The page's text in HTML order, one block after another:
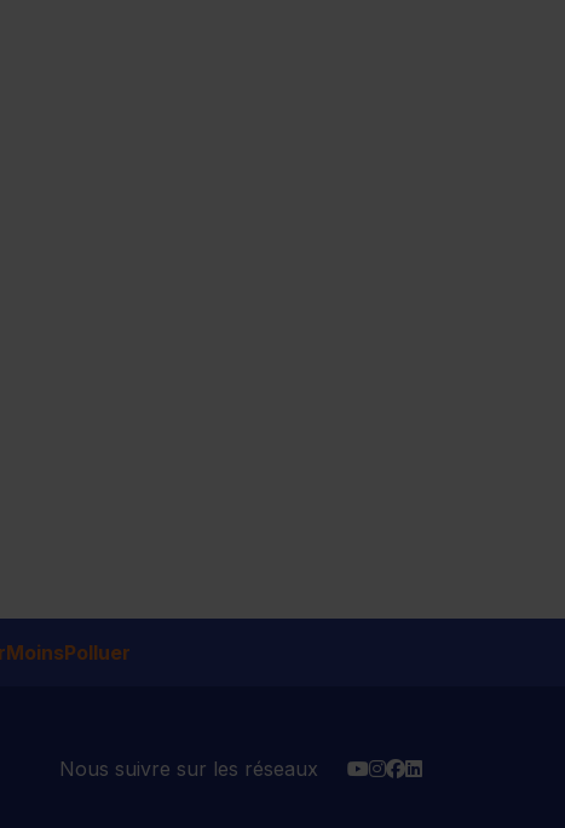
Nous suivre sur les réseaux YouTube
Instagram
Facebook
Linkedin